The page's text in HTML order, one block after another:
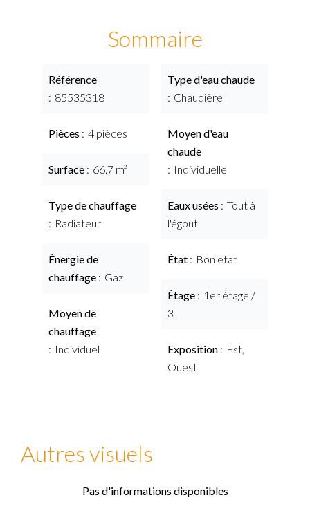
Sommaire
Référence
85535318
Pièces 4 pièces
Surface 66.7 m²
Type de chauffage
Radiateur
Énergie de
chauffage
Gaz
Moyen de
chauffage
Individuel
Type d'eau chaude
Chaudière
Moyen d'eau
chaude
Individuelle
Eaux usées
Tout à
l'égout
État Bon état
Étage
1er étage /
3
Exposition
Est,
Ouest
Autres visuels
Pas d'informations disponibles